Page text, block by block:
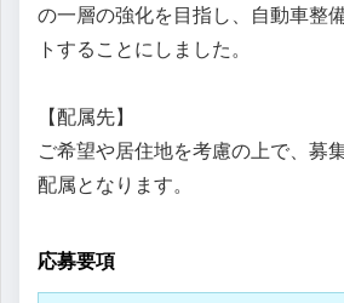
の一層の強化を目指し、自動車整
トすることにしました。
【配属先】
ご希望や居住地を考慮の上で、募
配属となります。
応募要項